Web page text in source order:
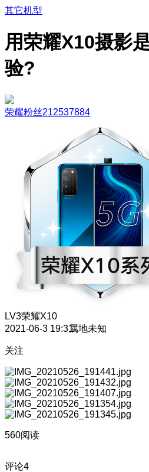
其它机型
用荣耀X10摄影
验?
荣耀粉丝212537884
LV3荣耀X10
2021-06-3 19:31属地未知
关注
560阅读
评论4